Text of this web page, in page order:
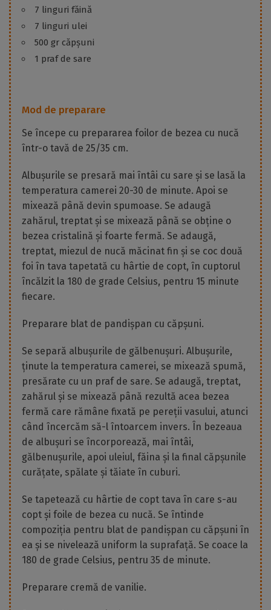
7 linguri făină
7 linguri ulei
500 gr căpșuni
1 praf de sare
Mod de preparare
Se începe cu prepararea foilor de bezea cu nucă
într-o tavă de 25/35 cm.
Albușurile se presară mai întâi cu sare și se lasă la
temperatura camerei 20-30 de minute. Apoi se
mixează până devin spumoase. Se adaugă
zahărul, treptat și se mixează până se obține o
bezea cristalină și foarte fermă. Se adaugă,
treptat, miezul de nucă măcinat fin și se coc două
foi în tava tapetată cu hârtie de copt, în cuptorul
încălzit la 180 de grade Celsius, pentru 15 minute
fiecare.
Preparare blat de pandișpan cu căpșuni.
Se separă albușurile de gălbenușuri. Albușurile,
ținute la temperatura camerei, se mixează spumă,
presărate cu un praf de sare. Se adaugă, treptat,
zahărul și se mixează până rezultă acea bezea
fermă care rămâne fixată pe pereții vasului, atunci
când încercăm să-l întoarcem invers. În bezeaua
de albușuri se încorporează, mai întâi,
gălbenușurile, apoi uleiul, făina și la final căpșunile
curățate, spălate și tăiate în cuburi.
Se tapetează cu hârtie de copt tava în care s-au
copt și foile de bezea cu nucă. Se întinde
compoziția pentru blat de pandișpan cu căpșuni în
ea și se nivelează uniform la suprafață. Se coace la
180 de grade Celsius, pentru 35 de minute.
Preparare cremă de vanilie.